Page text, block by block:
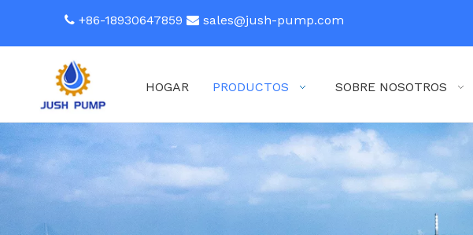
 +86-18930647859  sales@jush-pump.com
HOGAR PRODUCTOS SOBRE NOSOTROS